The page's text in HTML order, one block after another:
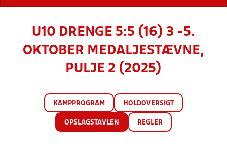
U10 DRENGE 5:5 (16) 3 -5.
OKTOBER MEDALJESTÆVNE,
PULJE 2 (2025)
KAMPPROGRAM HOLDOVERSIGT
OPSLAGSTAVLEN REGLER